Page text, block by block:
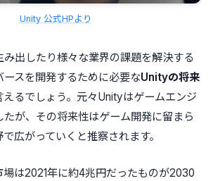
Unity 公式HPより
出したり様々な業界の課題を解決する
スを開発するために必要なUnityの将来
えるでしょう。元々Unityはゲームエンジ
たが、その将来性はゲーム開発に留まら
広がっていくと推察されます。
場は2021年に約4兆円だったものが2030